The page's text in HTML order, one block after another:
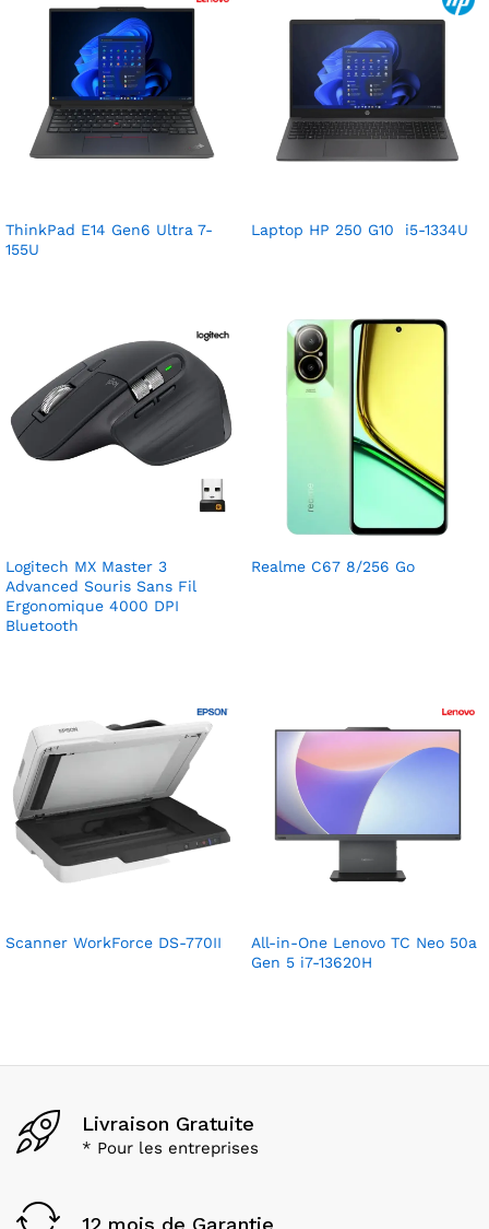
ThinkPad E14 Gen6 Ultra 7-
155U
Laptop HP 250 G10 i5-1334U
Logitech MX Master 3
Advanced Souris Sans Fil
Ergonomique 4000 DPI
Bluetooth
Realme C67 8/256 Go
Scanner WorkForce DS-770II
All-in-One Lenovo TC Neo 50a
Gen 5 i7-13620H
Livraison Gratuite
* Pour les entreprises
12 mois de Garantie